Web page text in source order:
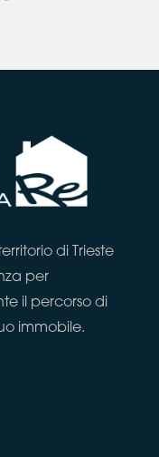
di Trieste
per
il percorso di
immobile.